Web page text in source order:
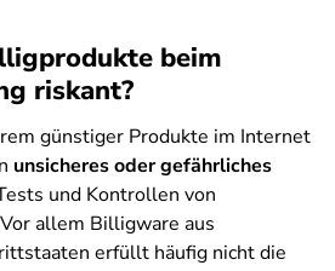
beim
riskant?
günstiger Produkte im Internet
unsicheres oder gefährliches
und Kontrollen von
allem Billigware aus
erfüllt häufig nicht die